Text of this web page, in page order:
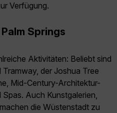
Verfügung.
Springs
Aktivitäten: Beliebt sind
Tramway, der Joshua Tree
Mid-Century-Architektur-
Auch Kunstgalerien,
die Wüstenstadt zu